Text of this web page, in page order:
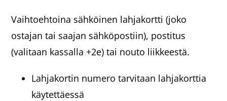
Vaihtoehtoina sähköinen lahjakortti (joko
ostajan tai saajan sähköpostiin), postitus
(valitaan kassalla +2e) tai nouto liikkeestä.
Lahjakortin numero tarvitaan lahjakorttia
käytettäessä